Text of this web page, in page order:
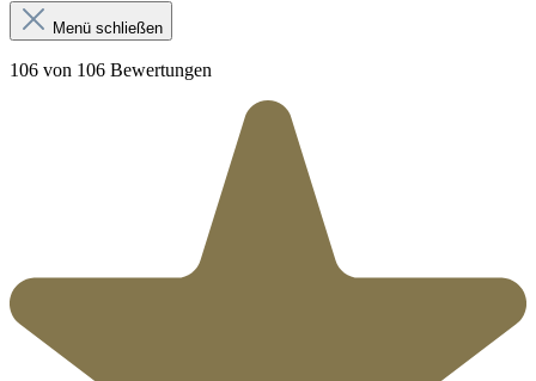
Menü schließen
106 von 106 Bewertungen